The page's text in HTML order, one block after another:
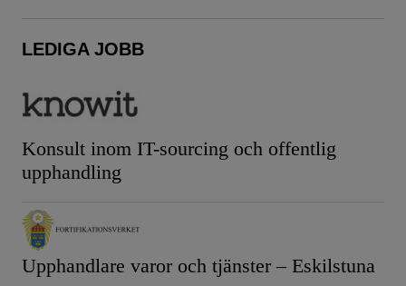
LEDIGA JOBB
Konsult inom IT-sourcing och offentlig
upphandling
Upphandlare varor och tjänster – Eskilstuna